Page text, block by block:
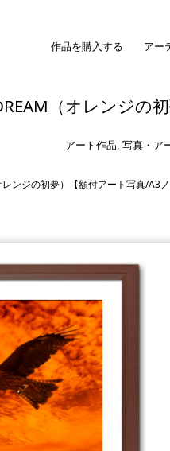
作品を購入する アー
DREAM（オレンジ
アート作品, 写真・ア
レンジの初夢）【額付アート写真/A3ノ